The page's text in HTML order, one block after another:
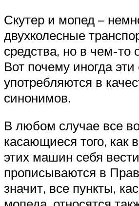
Скутер и мопед –
двухколесные
средства, но в чем-то
Вот почему иногда эти
употребляются в
синонимов.
В любом случае все
касающиеся того, как
этих машин себя
прописываются в
значит, все пункты,